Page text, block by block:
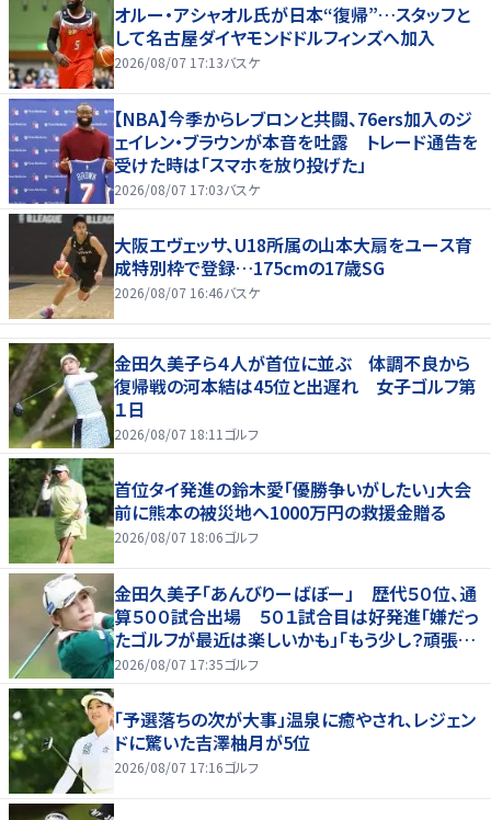
オルー・アシャオル氏が日本“復帰”…スタッフと
して名古屋ダイヤモンドドルフィンズへ加入
2026/08/07 17:13バスケ
【NBA】今季からレブロンと共闘、76ers加入のジ
ェイレン・ブラウンが本音を吐露 トレード通告を
受けた時は「スマホを放り投げた」
2026/08/07 17:03バスケ
大阪エヴェッサ、U18所属の山本大扇をユース育
成特別枠で登録…175cmの17歳SG
2026/08/07 16:46バスケ
金田久美子ら４人が首位に並ぶ 体調不良から
復帰戦の河本結は45位と出遅れ 女子ゴルフ第
１日
2026/08/07 18:11 ゴルフ
首位タイ発進の鈴木愛「優勝争いがしたい」大会
前に熊本の被災地へ1000万円の救援金贈る
2026/08/07 18:06ゴルフ
金田久美子「あんびりーばぼー」 歴代５０位、通
算５００試合出場 ５０１試合目は好発進「嫌だっ
たゴルフが最近は楽しいかも」「もう少し？頑張り
たいな」
2026/08/07 17:35ゴルフ
「予選落ちの次が大事」温泉に癒やされ、レジェン
ドに驚いた吉澤柚月が5位
2026/08/07 17:16ゴルフ